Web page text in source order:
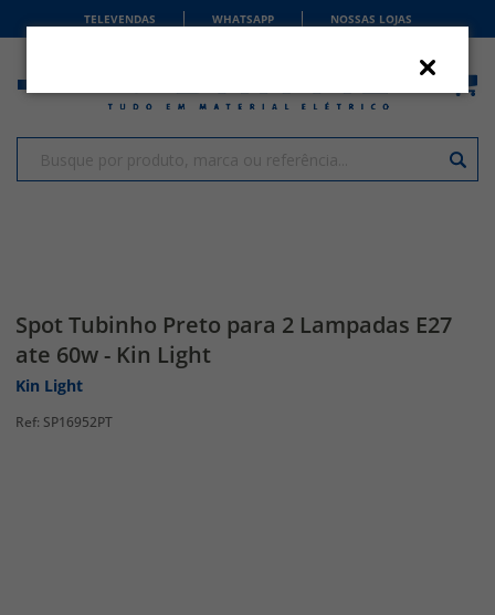
TELEVENDAS WHATSAPP NOSSAS LOJAS
Spot Tubinho Preto para 2 Lampadas E27
ate 60w - Kin Light
Kin Light
SP16952PT